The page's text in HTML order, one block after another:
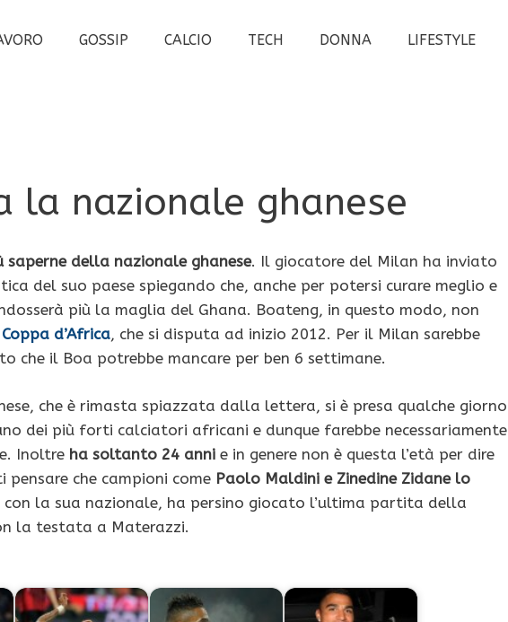
GOSSIP CALCIO TECH DONNA LIFESTYLE
la nazionale ghanese
saperne della nazionale ghanese. Il giocatore del Milan ha inviato
del suo paese spiegando che, anche per potersi curare meglio e
più la maglia del Ghana. Boateng, in questo modo, non
d’Africa, che si disputa ad inizio 2012. Per il Milan sarebbe
che il Boa potrebbe mancare per ben 6 settimane.
che è rimasta spiazzata dalla lettera, si è presa qualche giorno
dei più forti calciatori africani e dunque farebbe necessariamente
Inoltre ha soltanto 24 anni e in genere non è questa l’età per dire
che campioni come Paolo Maldini e Zinedine Zidane lo
con la sua nazionale, ha persino giocato l’ultima partita della
la testata a Materazzi.